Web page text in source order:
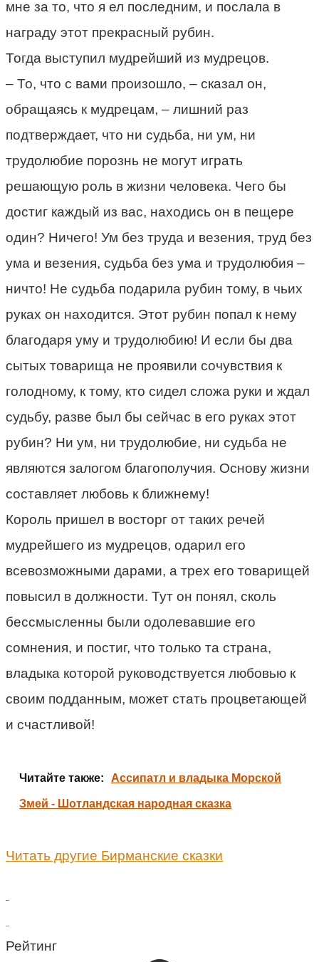
мне за то, что я ел последним, и послала в
награду этот прекрасный рубин.
Тогда выступил мудрейший из мудрецов.
– То, что с вами произошло, – сказал он,
обращаясь к мудрецам, – лишний раз
подтверждает, что ни судьба, ни ум, ни
трудолюбие порознь не могут играть
решающую роль в жизни человека. Чего бы
достиг каждый из вас, находись он в пещере
один? Ничего! Ум без труда и везения, труд без
ума и везения, судьба без ума и трудолюбия –
ничто! Не судьба подарила рубин тому, в чьих
руках он находится. Этот рубин попал к нему
благодаря уму и трудолюбию! И если бы два
сытых товарища не проявили сочувствия к
голодному, к тому, кто сидел сложа руки и ждал
судьбу, разве был бы сейчас в его руках этот
рубин? Ни ум, ни трудолюбие, ни судьба не
являются залогом благополучия. Основу жизни
составляет любовь к ближнему!
Король пришел в восторг от таких речей
мудрейшего из мудрецов, одарил его
всевозможными дарами, а трех его товарищей
повысил в должности. Тут он понял, сколь
бессмысленны были одолевавшие его
сомнения, и постиг, что только та страна,
владыка которой руководствуется любовью к
своим подданным, может стать процветающей
и счастливой!
Читайте также: Ассипатл и владыка Морской
Змей - Шотландская народная сказка
Читать другие Бирманские сказки
Рейтинг